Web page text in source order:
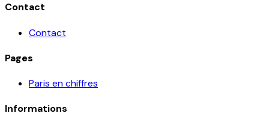
Contact
Contact
Pages
Paris en chiffres
Informations